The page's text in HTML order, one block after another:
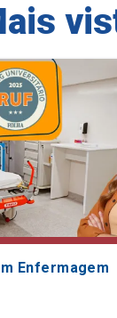
Enfermagem